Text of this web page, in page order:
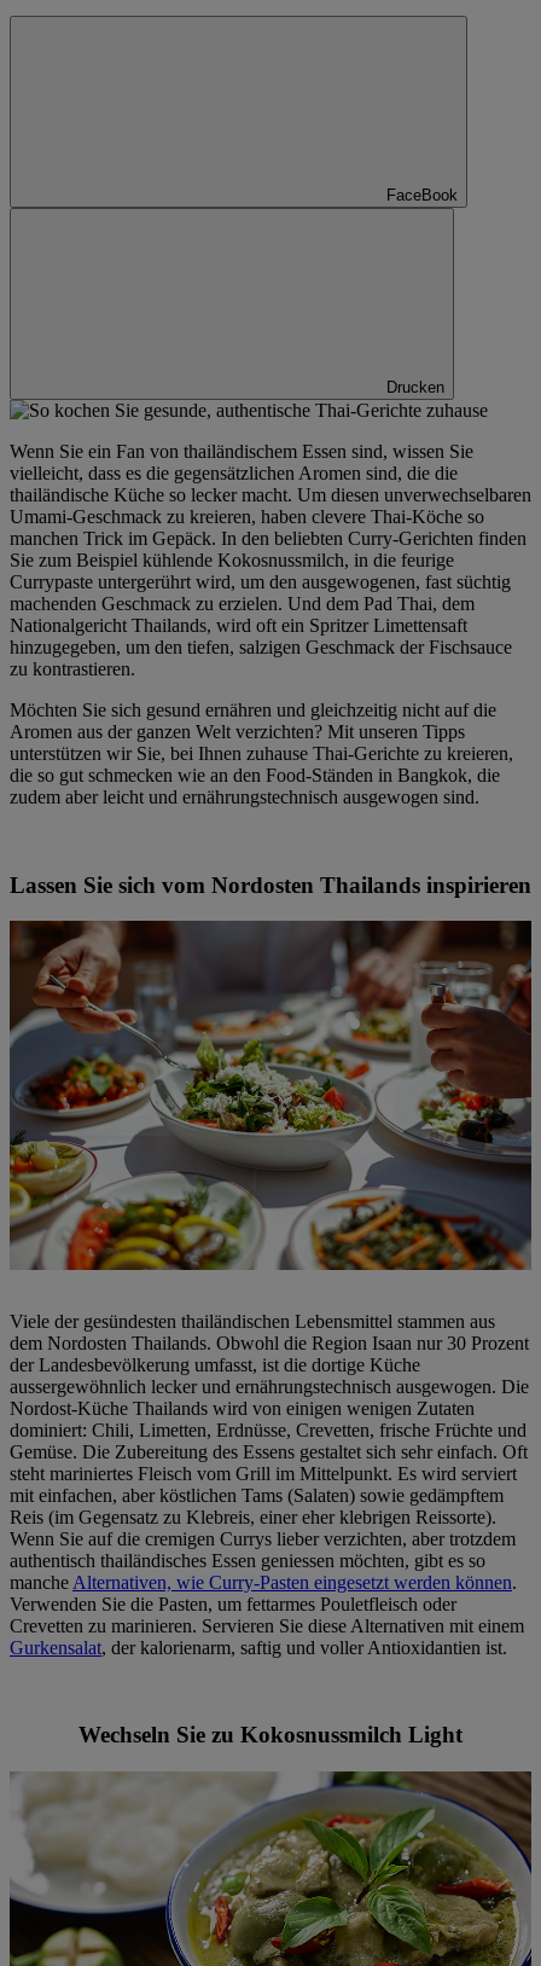
FaceBook
Drucken
Wenn Sie ein Fan von thailändischem Essen sind, wissen Sie
vielleicht, dass es die gegensätzlichen Aromen sind, die die
thailändische Küche so lecker macht. Um diesen unverwechselbaren
Umami-Geschmack zu kreieren, haben clevere Thai-Köche so
manchen Trick im Gepäck. In den beliebten Curry-Gerichten finden
Sie zum Beispiel kühlende Kokosnussmilch, in die feurige
Currypaste untergerührt wird, um den ausgewogenen, fast süchtig
machenden Geschmack zu erzielen. Und dem Pad Thai, dem
Nationalgericht Thailands, wird oft ein Spritzer Limettensaft
hinzugegeben, um den tiefen, salzigen Geschmack der Fischsauce
zu kontrastieren.
Möchten Sie sich gesund ernähren und gleichzeitig nicht auf die
Aromen aus der ganzen Welt verzichten? Mit unseren Tipps
unterstützen wir Sie, bei Ihnen zuhause Thai-Gerichte zu kreieren,
die so gut schmecken wie an den Food-Ständen in Bangkok, die
zudem aber leicht und ernährungstechnisch ausgewogen sind.
Lassen Sie sich vom Nordosten Thailands inspirieren
Viele der gesündesten thailändischen Lebensmittel stammen aus
dem Nordosten Thailands. Obwohl die Region Isaan nur 30 Prozent
der Landesbevölkerung umfasst, ist die dortige Küche
aussergewöhnlich lecker und ernährungstechnisch ausgewogen. Die
Nordost-Küche Thailands wird von einigen wenigen Zutaten
dominiert: Chili, Limetten, Erdnüsse, Crevetten, frische Früchte und
Gemüse. Die Zubereitung des Essens gestaltet sich sehr einfach. Oft
steht mariniertes Fleisch vom Grill im Mittelpunkt. Es wird serviert
mit einfachen, aber köstlichen Tams (Salaten) sowie gedämpftem
Reis (im Gegensatz zu Klebreis, einer eher klebrigen Reissorte).
Wenn Sie auf die cremigen Currys lieber verzichten, aber trotzdem
authentisch thailändisches Essen geniessen möchten, gibt es so
manche Alternativen, wie Curry-Pasten eingesetzt werden können.
Verwenden Sie die Pasten, um fettarmes Pouletfleisch oder
Crevetten zu marinieren. Servieren Sie diese Alternativen mit einem
Gurkensalat, der kalorienarm, saftig und voller Antioxidantien ist.
Wechseln Sie zu Kokosnussmilch Light